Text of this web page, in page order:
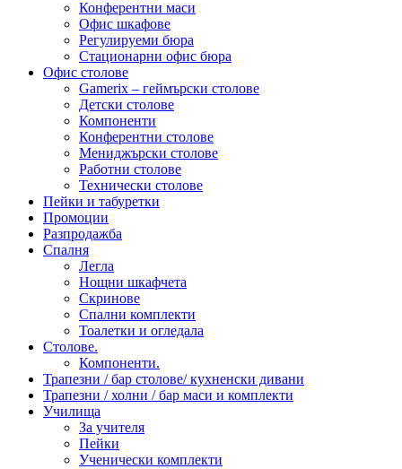
Конферентни маси
Офис шкафове
Регулируеми бюра
Стационарни офис бюра
Офис столове
Gamerix – геймърски столове
Детски столове
Компоненти
Конферентни столове
Мениджърски столове
Работни столове
Технически столове
Пейки и табуретки
Промоции
Разпродажба
Спалня
Легла
Нощни шкафчета
Скринове
Спални комплекти
Тоалетки и огледала
Столове.
Компоненти.
Трапезни / бар столове/ кухненски дивани
Трапезни / холни / бар маси и комплекти
Училища
За учителя
Пейки
Ученически комплекти